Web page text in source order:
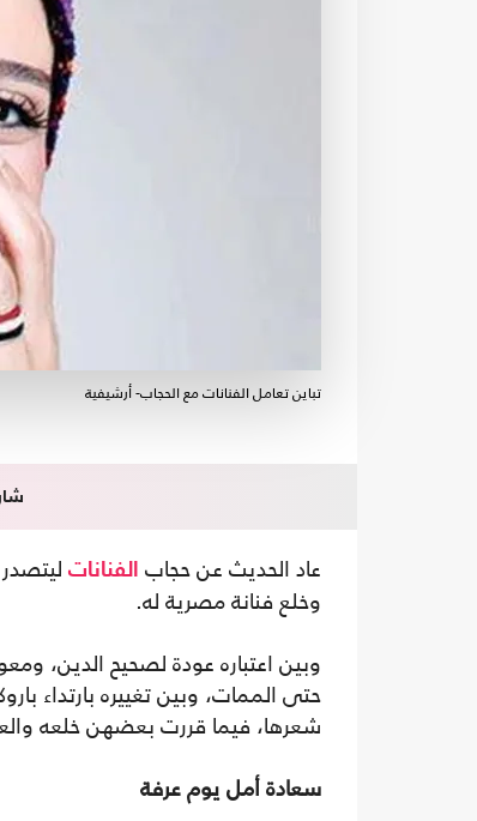
تباين تعامل الفنانات مع الحجاب- أرشيفية
عاد الحديث عن حجاب الفنانات
وخلع فنانة مصرية له.
وبين اعتباره عودة لصحيح الدين،
حتى الممات، وبين تغييره بارتداء
شعرها، فيما قررت بعضهن خلعه
سعادة أمل يوم عرفة